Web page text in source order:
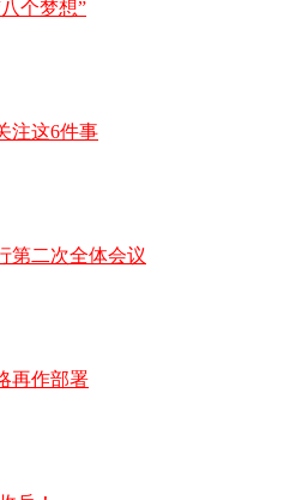
个梦想”
注这6件事
第二次全体会议
再作部署